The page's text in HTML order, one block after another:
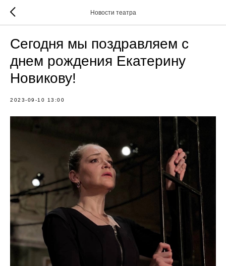
Новости театра
Сегодня мы поздравляем с
днем рождения Екатерину
Новикову!
2023-09-10 13:00